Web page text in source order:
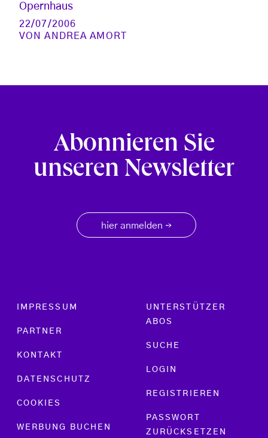
Opernhaus
22/07/2006
VONANDREA AMORT
Abonnieren Sie
unseren Newsletter
hier anmelden →
Footer menu
IMPRESSUM
PARTNER
KONTAKT
DATENSCHUTZ
COOKIES
WERBUNG BUCHEN
UNTERSTÜTZER
ABOS
SUCHE
LOGIN
REGISTRIEREN
PASSWORT
ZURÜCKSETZEN